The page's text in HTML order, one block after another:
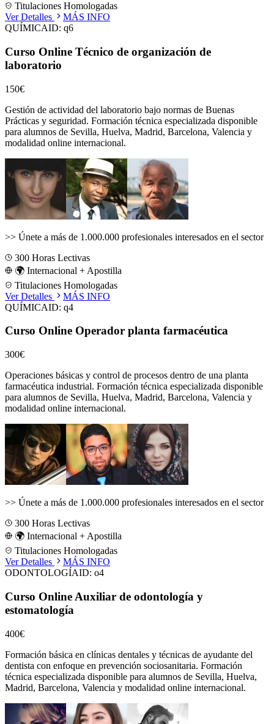
Titulaciones Homologadas
Ver Detalles
MÁS INFO
QUÍMICAID: q6
Curso Online Técnico de organización de
laboratorio
150€
Gestión de actividad del laboratorio bajo normas de Buenas
Prácticas y seguridad. Formación técnica especializada disponible
para alumnos de Sevilla, Huelva, Madrid, Barcelona, Valencia y
modalidad online internacional.
>> Únete a más de 1.000.000 profesionales interesados en el sector
300 Horas Lectivas
🌍 Internacional + Apostilla
Titulaciones Homologadas
Ver Detalles
MÁS INFO
QUÍMICAID: q4
Curso Online Operador planta farmacéutica
300€
Operaciones básicas y control de procesos dentro de una planta
farmacéutica industrial. Formación técnica especializada disponible
para alumnos de Sevilla, Huelva, Madrid, Barcelona, Valencia y
modalidad online internacional.
>> Únete a más de 1.000.000 profesionales interesados en el sector
300 Horas Lectivas
🌍 Internacional + Apostilla
Titulaciones Homologadas
Ver Detalles
MÁS INFO
ODONTOLOGÍAID: o4
Curso Online Auxiliar de odontología y
estomatología
400€
Formación básica en clínicas dentales y técnicas de ayudante del
dentista con enfoque en prevención sociosanitaria. Formación
técnica especializada disponible para alumnos de Sevilla, Huelva,
Madrid, Barcelona, Valencia y modalidad online internacional.